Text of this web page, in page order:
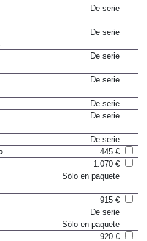
De serie
De serie
De serie
445 €
1.070 €
915 €
De serie
Sólo en paquete